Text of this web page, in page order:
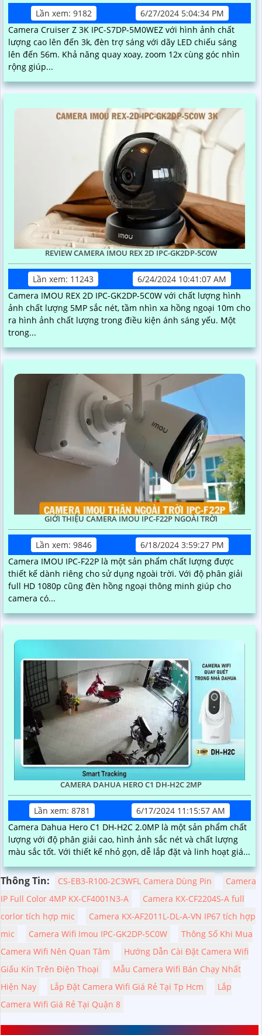
Lần xem: 9182
6/27/2024 5:04:34 PM
Camera Cruiser Z 3K IPC-S7DP-5M0WEZ với hình ảnh chất
lượng cao lên đến 3k, đèn trợ sáng với dãy LED chiếu sáng
lên đến 56m. Khả năng quay xoay, zoom 12x cùng góc nhìn
rộng giúp...
REVIEW CAMERA IMOU REX 2D IPC-GK2DP-5C0W
Lần xem: 11243
6/24/2024 10:41:07 AM
Camera IMOU REX 2D IPC-GK2DP-5C0W với chất lượng hình
ảnh chất lượng 5MP sắc nét, tầm nhìn xa hồng ngoại 10m cho
ra hình ảnh chất lượng trong điều kiện ánh sáng yếu. Một
trong...
GIỚI THIỆU CAMERA IMOU IPC-F22P NGOÀI TRỜI
Lần xem: 9846
6/18/2024 3:59:27 PM
Camera IMOU IPC-F22P là một sản phẩm chất lượng được
thiết kế dành riêng cho sử dụng ngoài trời. Với độ phân giải
full HD 1080p cũng đèn hồng ngoại thông minh giúp cho
camera có...
CAMERA DAHUA HERO C1 DH-H2C 2MP
Lần xem: 8781
6/17/2024 11:15:57 AM
Camera Dahua Hero C1 DH-H2C 2.0MP là một sản phẩm chất
lượng với độ phân giải cao, hình ảnh sắc nét và chất lượng
màu sắc tốt. Với thiết kế nhỏ gọn, dễ lắp đặt và linh hoạt giá...
Thông Tin: CS-EB3-R100-2C3WFL Camera Dùng Pin
Camera
IP Full Color 4MP KX-CF4001N3-A
Camera KX-CF2204S-A full
corlor tích hợp mic
Camera KX-AF2011L-DL-A-VN IP67 tích hợp
mic
Camera Wifi Imou IPC-GK2DP-5C0W
Thông Số Khi Mua
Camera Wifi Nên Quan Tâm
Hướng Dẫn Cài Đặt Camera Wifi
Giấu Kín Trên Điện Thoại
Mẫu Camera Wifi Bán Chạy Nhất
Hiện Nay
Lắp Đặt Camera Wifi Giá Rẻ Tại Tp Hcm
Lắp
Camera Wifi Giá Rẻ Tại Quận 8